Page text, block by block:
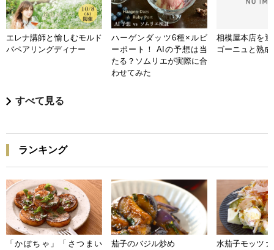
エレナ講師と愉しむモルド
バペアリングディナー
ハーゲンダッツ6種×ルビ
ーポート！ AIの予想は当
たる？ソムリエが実際に合
わせてみた
相模屋本店を
ゴーニュと熟
すべて見る
ランキング
「かぼちゃ」「さつまい
茄子のバジル炒め 水茄子モッツァ